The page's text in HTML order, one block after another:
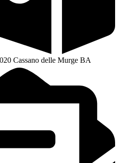
Cassano delle Murge BA